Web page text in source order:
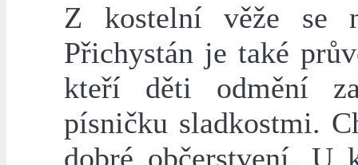
Z kostelní věže se
Přichystán je také
kteří děti odmění
písničku sladkostmi.
dobré občerstvení. U